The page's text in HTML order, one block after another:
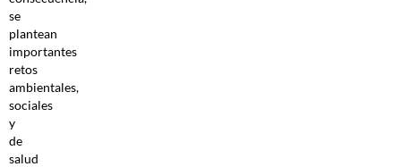
se
plantean
importantes
retos
ambientales,
sociales
y
de
salud